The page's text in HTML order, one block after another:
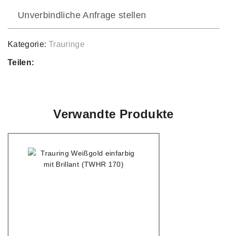
Unverbindliche Anfrage stellen
Kategorie: Trauringe
Teilen:
Verwandte Produkte